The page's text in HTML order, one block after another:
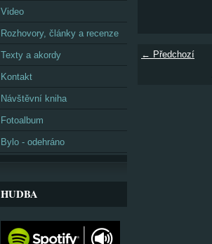
← Předchozí
Video
Rozhovory, články a recenze
Texty a akordy
Kontakt
Návštěvní kniha
Fotoalbum
Bylo - odehráno
HUDBA